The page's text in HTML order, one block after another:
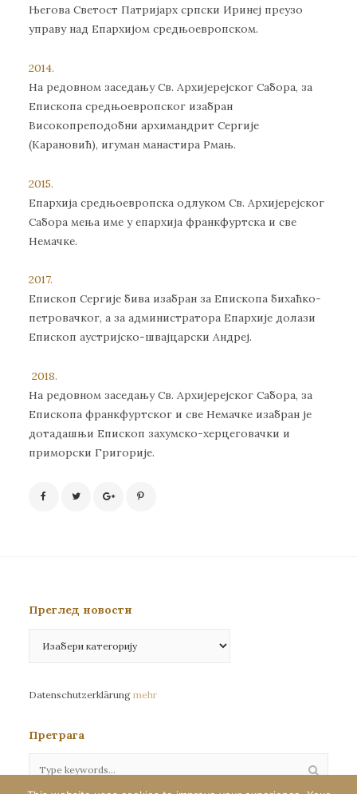
Његова Светост Патријарх српски Иринеј преузо
управу над Епархијом средњоевропском.
2014.
На редовном заседању Св. Архијерејског Сабора, за
Епископа средњоевропског изабран
Високопреподобни архимандрит Сергије
(Карановић), игуман манастира Рмањ.
2015.
Епархија средњоевропска одлуком Св. Архијерејског
Сабора мења име у епархија франкфуртска и све
Немачке.
2017.
Епископ Сергије бива изабран за Епископа бихаћко-
петровачког, а за администратора Епархије долази
Епископ аустријско-швајцарски Андреј.
2018.
На редовном заседању Св. Архијерејског Сабора, за
Епископа франкфуртског и све Немачке изабран је
дотадашњи Епископ захумско-херцеговачки и
приморски Григорије.
Преглед новости
новости
Datenschutzerklärung mehr
Претрага